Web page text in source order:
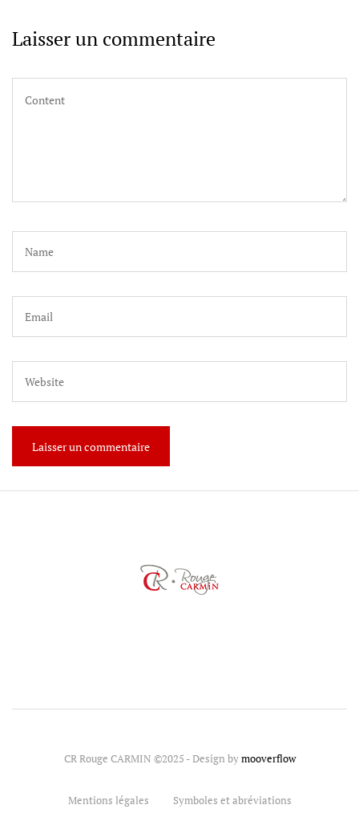
Laisser un commentaire
CR Rouge CARMIN ©2025 - Design bymooverflow
Mentions légales Symboles et abréviations